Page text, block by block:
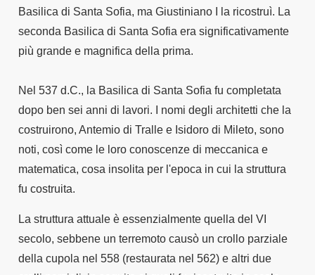
Basilica di Santa Sofia, ma Giustiniano I la ricostruì. La
seconda Basilica di Santa Sofia era significativamente
più grande e magnifica della prima.
Nel 537 d.C., la Basilica di Santa Sofia fu completata
dopo ben sei anni di lavori. I nomi degli architetti che la
costruirono, Antemio di Tralle e Isidoro di Mileto, sono
noti, così come le loro conoscenze di meccanica e
matematica, cosa insolita per l'epoca in cui la struttura
fu costruita.
La struttura attuale è essenzialmente quella del VI
secolo, sebbene un terremoto causò un crollo parziale
della cupola nel 558 (restaurata nel 562) e altri due